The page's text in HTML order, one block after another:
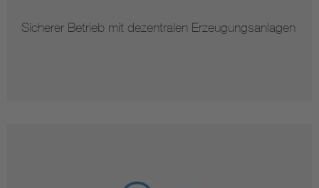
Sicherer Betrieb mit dezentralen Erzeugungsanlagen